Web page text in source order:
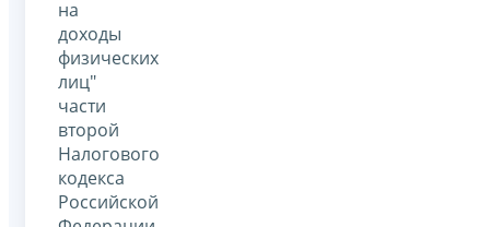
на
доходы
физических
лиц"
части
второй
Налогового
кодекса
Российской